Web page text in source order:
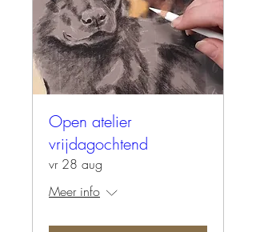
Open atelier
vrijdagochtend
vr 28 aug
Meer info